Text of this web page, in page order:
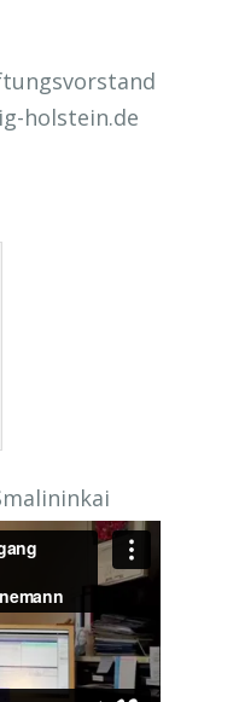
holstein.de